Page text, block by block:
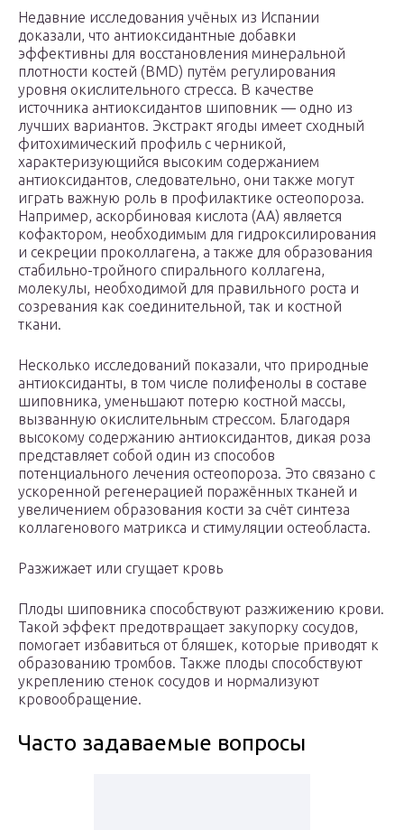
Недавние исследования учёных из Испании
доказали, что антиоксидантные добавки
эффективны для восстановления минеральной
плотности костей (BMD) путём регулирования
уровня окислительного стресса. В качестве
источника антиоксидантов шиповник — одно из
лучших вариантов. Экстракт ягоды имеет сходный
фитохимический профиль с черникой,
характеризующийся высоким содержанием
антиоксидантов, следовательно, они также могут
играть важную роль в профилактике остеопороза.
Например, аскорбиновая кислота (АА) является
кофактором, необходимым для гидроксилирования
и секреции проколлагена, а также для образования
стабильно-тройного спирального коллагена,
молекулы, необходимой для правильного роста и
созревания как соединительной, так и костной
ткани.
Несколько исследований показали, что природные
антиоксиданты, в том числе полифенолы в составе
шиповника, уменьшают потерю костной массы,
вызванную окислительным стрессом. Благодаря
высокому содержанию антиоксидантов, дикая роза
представляет собой один из способов
потенциального лечения остеопороза. Это связано с
ускоренной регенерацией поражённых тканей и
увеличением образования кости за счёт синтеза
коллагенового матрикса и стимуляции остеобласта.
Разжижает или сгущает кровь
Плоды шиповника способствуют разжижению крови.
Такой эффект предотвращает закупорку сосудов,
помогает избавиться от бляшек, которые приводят к
образованию тромбов. Также плоды способствуют
укреплению стенок сосудов и нормализуют
кровообращение.
Часто задаваемые вопросы